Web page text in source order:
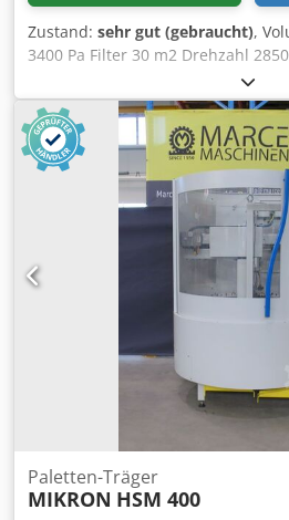
Zustand: sehr gut (gebraucht),
3400 Pa Filter 30 m2 Drehzahl
Paletten-Träger
MIKRON HSM 400